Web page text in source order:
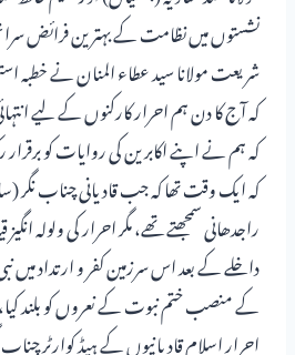
نشستوں میں نظامت کے بہترین فرائض
شریعت مولانا سید عطاء المنان نے خطبہ
کہ آج کا دن ہم احرار کارکنوں کے لیے
کہ ہم نے اپنے اکابرین کی روایات کو
کہ ایک وقت تھا کہ جب قادیانی چناب نگر
راجدھانی سمجھتے تھے، مگر احرار کی ولولہ
داخلے کے بعد اس سرزمین کفر و ارتداد میں
کے منصب ختم نبوت کے نعروں کو بلند
احرار اسلام قادیانیوں کے ہیڈ کوارٹر